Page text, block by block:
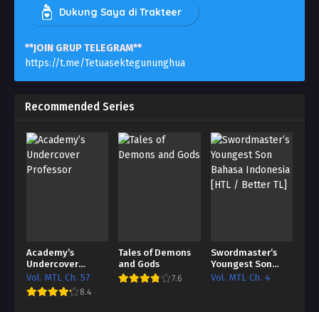
Dukung Saya di Trakteer
**JOIN GRUP TELEGRAM**
https://t.me/Tetuasektegununghua
Recommended Series
Academy’s
Undercover
Professor
Vol. MTL Ch. 57
8.4
Tales of Demons
and Gods
7.6
Swordmaster’s
Youngest Son
Bahasa Indonesia
Vol. MTL Ch. 4